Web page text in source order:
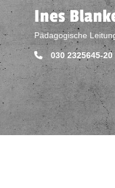
Ines
Pädagogische
030 2325645-20